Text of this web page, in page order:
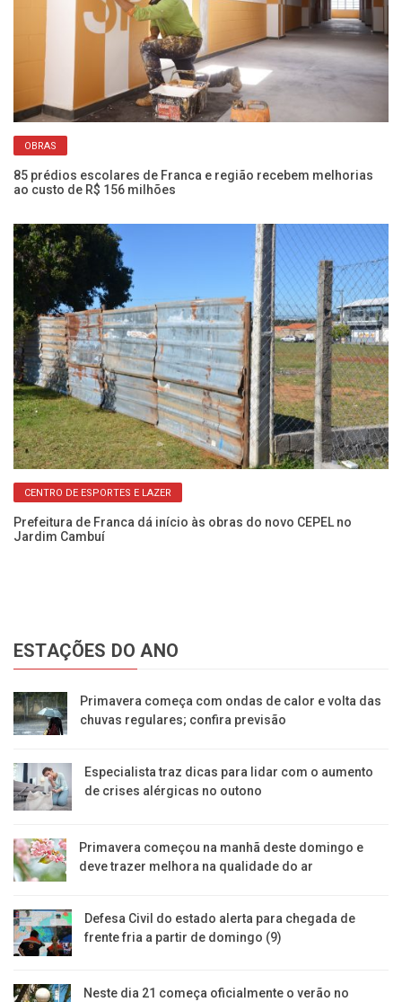
OBRAS
85 prédios escolares de Franca e região recebem melhorias
ao custo de R$ 156 milhões
CENTRO DE ESPORTES E LAZER
Prefeitura de Franca dá início às obras do novo CEPEL no
Jardim Cambuí
ESTAÇÕES DO ANO
Primavera começa com ondas de calor e volta das
chuvas regulares; confira previsão
Especialista traz dicas para lidar com o aumento
de crises alérgicas no outono
Primavera começou na manhã deste domingo e
deve trazer melhora na qualidade do ar
Defesa Civil do estado alerta para chegada de
frente fria a partir de domingo (9)
Neste dia 21 começa oficialmente o verão no